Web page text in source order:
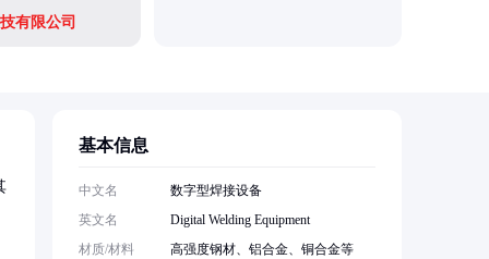
有限公司
基本信息
中文名
数字型焊接设备
英文名
Digital Welding Equipment
材质/材料
高强度钢材、铝合金、铜合金等